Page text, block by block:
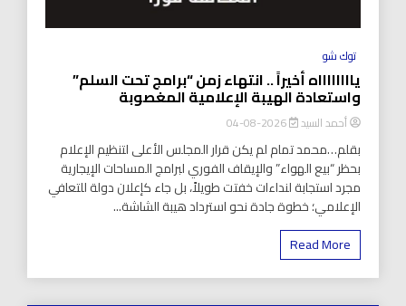
توك شو
يااااااااه أخيراً .. انتهاء زمن “برامج تحت السلم”
واستعادة الهيبة الإعلامية المغصوبة
أحمد السيد 2026-08-04
بقلم…محمد تمام لم يكن قرار المجلس الأعلى لتنظيم الإعلام
بحظر “بيع الهواء” والإيقاف الفوري لبرامج المساحات الإيجارية
مجرد استجابة لنداءات خفتت طويلاً، بل جاء كإعلان دولة للتعافي
الإعلامي؛ خطوة جادة نحو استرداد هيبة الشاشة...
Read More